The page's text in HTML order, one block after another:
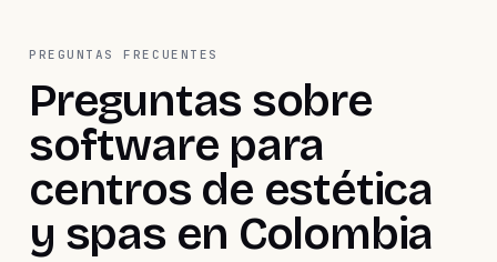
PREGUNTAS FRECUENTES
Preguntas sobre
software para
centros de estética
y spas en Colombia